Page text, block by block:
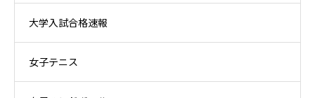
大学入試合格速報
女子テニス